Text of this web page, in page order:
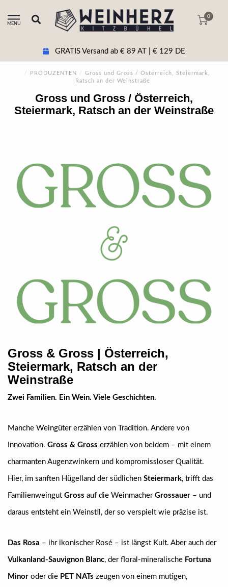
MENU
0
GRATIS Versand ab € 89 AT | € 129 DE
/ PRODUZENTEN /
Gross und Gross / Österreich, Steiermark,
Ratsch an der Weinstraße
Gross und Gross / Österreich,
Steiermark, Ratsch an der Weinstraße
Gross & Gross | Österreich,
Steiermark, Ratsch an der
Weinstraße
Zwei Familien. Ein Wein. Viele Geschichten.
Manche Weingüter erzählen von Tradition. Andere von
Innovation. Gross & Gross erzählen von beidem – mit einem
charmanten Augenzwinkern und kompromissloser Qualität.
Hier, im sanften Hügelland der südlichen Steiermark, trifft das
Familienweingut Gross auf die Weinmacher Grossauer – und
daraus entsteht ein Weinstil, der so verspielt wie präzise ist.
Das Rosa – ihr ikonischer Rosé – ist längst Kult. Aber auch der
Vulkanland-Sauvignon Blanc, der floral-mineralische Fortuna
Minor oder die PET NATs zeugen von einem mutigen,